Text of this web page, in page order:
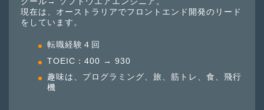
現在は、オーストラリアでフロントエンド開発のリード
をしています。
転職経験４回
TOEIC：400 → 930
趣味は、プログラミング、旅、筋トレ、食、飛行
機